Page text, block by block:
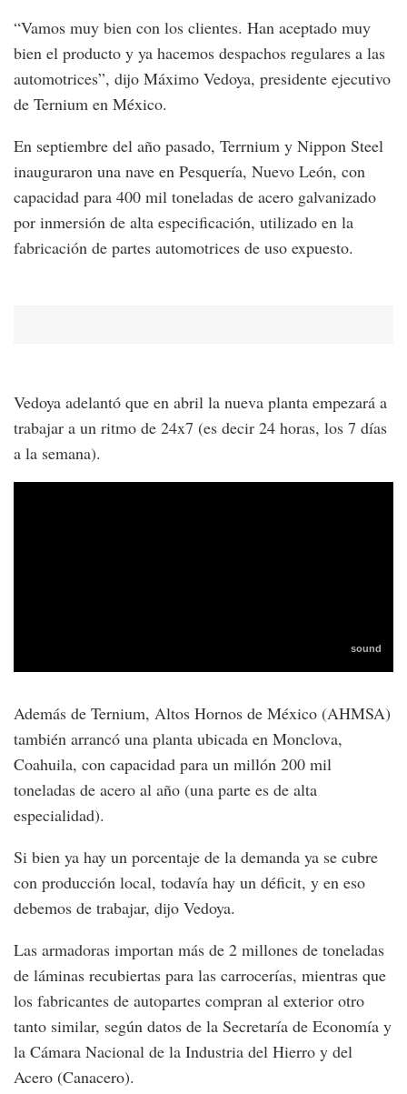
“Vamos muy bien con los clientes. Han aceptado muy
bien el producto y ya hacemos despachos regulares a las
automotrices”, dijo Máximo Vedoya, presidente ejecutivo
de Ternium en México.
En septiembre del año pasado, Terrnium y Nippon Steel
inauguraron una nave en Pesquería, Nuevo León, con
capacidad para 400 mil toneladas de acero galvanizado
por inmersión de alta especificación, utilizado en la
fabricación de partes automotrices de uso expuesto.
Vedoya adelantó que en abril la nueva planta empezará a
trabajar a un ritmo de 24x7 (es decir 24 horas, los 7 días
a la semana).
Además de Ternium, Altos Hornos de México (AHMSA)
también arrancó una planta ubicada en Monclova,
Coahuila, con capacidad para un millón 200 mil
toneladas de acero al año (una parte es de alta
especialidad).
Si bien ya hay un porcentaje de la demanda ya se cubre
con producción local, todavía hay un déficit, y en eso
debemos de trabajar, dijo Vedoya.
Las armadoras importan más de 2 millones de toneladas
de láminas recubiertas para las carrocerías, mientras que
los fabricantes de autopartes compran al exterior otro
tanto similar, según datos de la Secretaría de Economía y
la Cámara Nacional de la Industria del Hierro y del
Acero (Canacero).